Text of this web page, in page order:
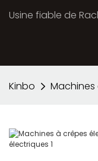
Usine fiable de
Kinbo Machines